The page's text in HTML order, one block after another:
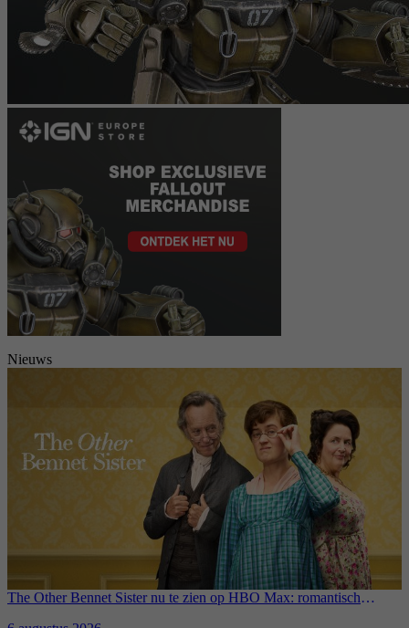
Nieuws
The Other Bennet Sister nu te zien op HBO Max: romantisch